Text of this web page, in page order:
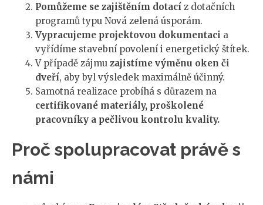
Pomůžeme se zajištěním dotací z dotačních
programů typu Nová zelená úsporám.
Vypracujeme projektovou dokumentaci a
vyřídíme stavební povolení i energetický štítek.
V případě zájmu zajistíme výměnu oken či
dveří, aby byl výsledek maximálně účinný.
Samotná realizace probíhá s důrazem na
certifikované materiály, proškolené
pracovníky a pečlivou kontrolu kvality.
Proč spolupracovat právě s
námi